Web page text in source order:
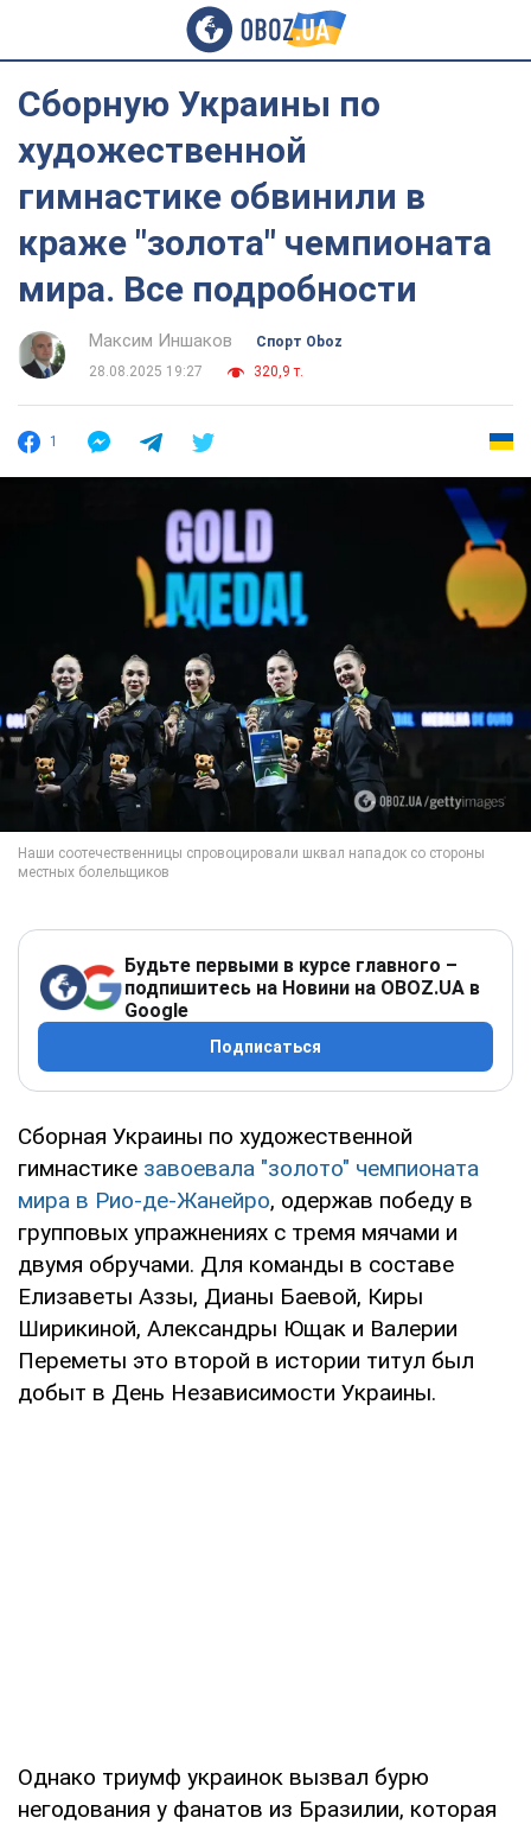
Сборную Украины по
художественной
гимнастике обвинили в
краже "золота" чемпионата
мира. Все подробности
Максим Иншаков
Спорт Oboz
28.08.2025 19:27
320,9 т.
1
Будьте первыми в курсе главного –
подпишитесь на Новини на OBOZ.UA в
Google
Подписаться
Сборная Украины по художественной
гимнастике завоевала "золото" чемпионата
мира в Рио-де-Жанейро, одержав победу в
групповых упражнениях с тремя мячами и
двумя обручами. Для команды в составе
Елизаветы Аззы, Дианы Баевой, Киры
Ширикиной, Александры Ющак и Валерии
Переметы это второй в истории титул был
добыт в День Независимости Украины.
Однако триумф украинок вызвал бурю
негодования у фанатов из Бразилии, которая